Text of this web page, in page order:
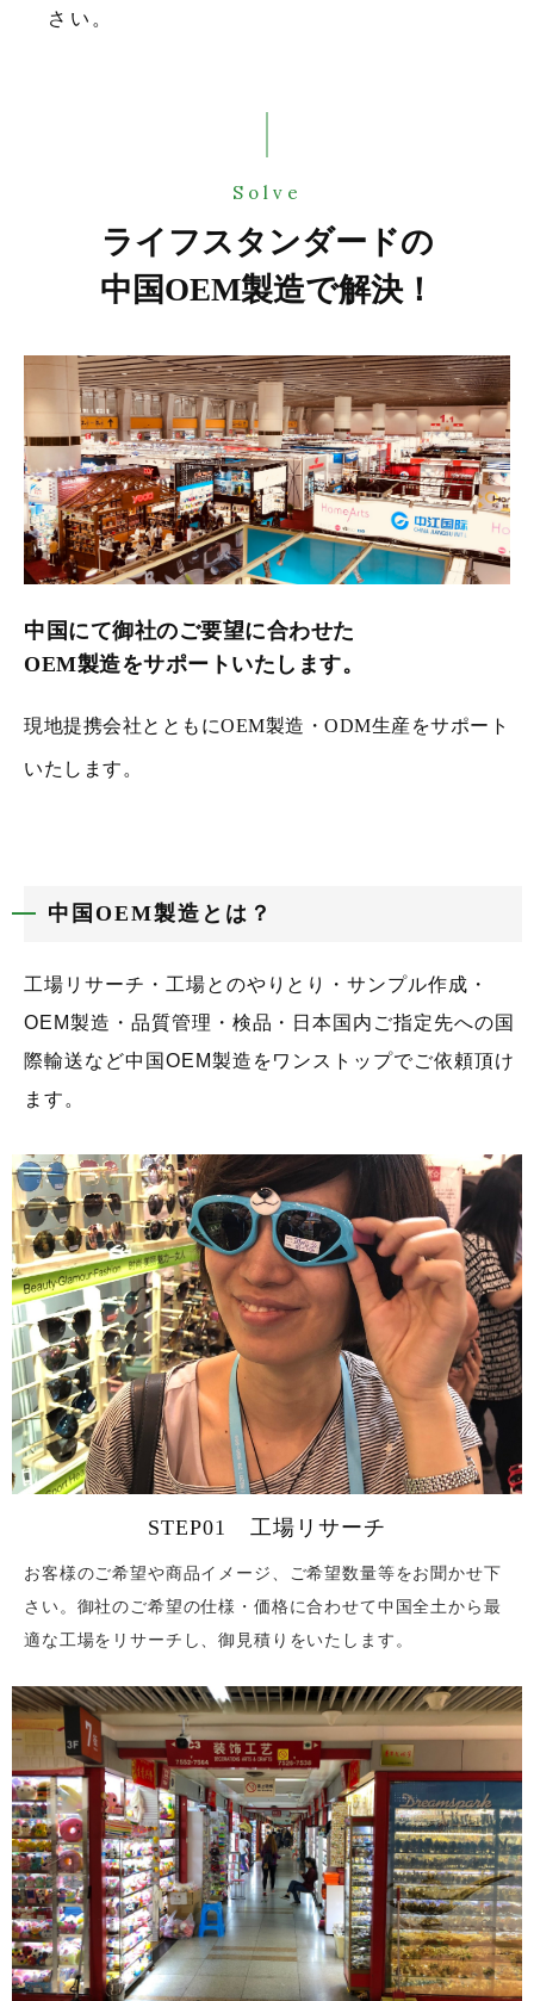
さい。
Solve
ライフスタンダードの
中国OEM製造で解決！
中国にて御社のご要望に合わせた
OEM製造をサポートいたします。
現地提携会社とともにOEM製造・ODM生産をサポート
いたします。
中国OEM製造とは？
工場リサーチ・工場とのやりとり・サンプル作成・
OEM製造・品質管理・検品・日本国内ご指定先への国
際輸送など中国OEM製造をワンストップでご依頼頂け
ます。
STEP01 工場リサーチ
お客様のご希望や商品イメージ、ご希望数量等をお聞かせ下
さい。御社のご希望の仕様・価格に合わせて中国全土から最
適な工場をリサーチし、御見積りをいたします。